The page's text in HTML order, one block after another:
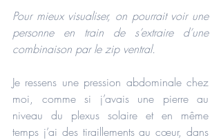
Pour mieux visualiser, on pourrait voir une
personne en train de s’extraire d’une
combinaison par le zip ventral.
Je ressens une pression abdominale chez
moi, comme si j’avais une pierre au
niveau du plexus solaire et en même
temps j’ai des tiraillements au cœur, dans